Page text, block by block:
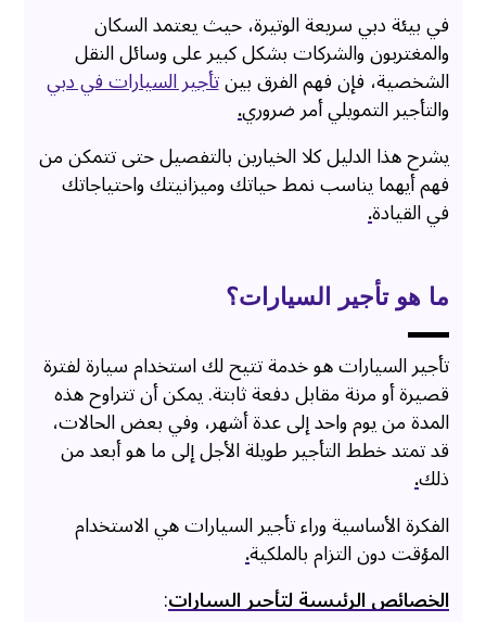
في بيئة دبي سريعة الوتيرة، حيث يعتمد السكان
والمغتربون والشركات بشكل كبير على وسائل النقل
الشخصية، فإن فهم الفرق بينتأجير السيارات في دبي
والتأجير التمويلي أمر ضروري.
يشرح هذا الدليل كلا الخيارين بالتفصيل حتى تتمكن من
فهم أيهما يناسب نمط حياتك وميزانيتك واحتياجاتك
في القيادة.
ما هو تأجير السيارات؟
تأجير السيارات هو خدمة تتيح لك استخدام سيارة لفترة
قصيرة أو مرنة مقابل دفعة ثابتة. يمكن أن تتراوح هذه
المدة من يوم واحد إلى عدة أشهر، وفي بعض الحالات،
قد تمتد خطط التأجير طويلة الأجل إلى ما هو أبعد من
ذلك.
الفكرة الأساسية وراء تأجير السيارات هي الاستخدام
المؤقت دون التزام بالملكية.
الخصائص الرئيسية لتأجير السيارات: